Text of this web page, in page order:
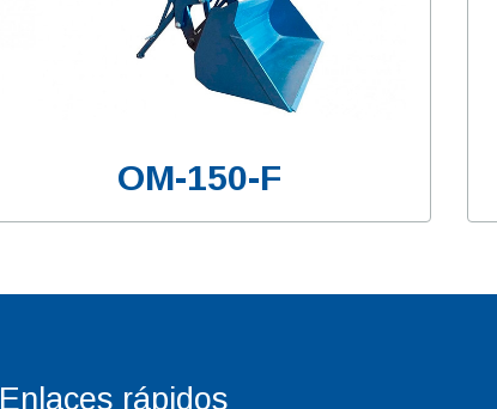
OM-150-F
Enlaces rápidos